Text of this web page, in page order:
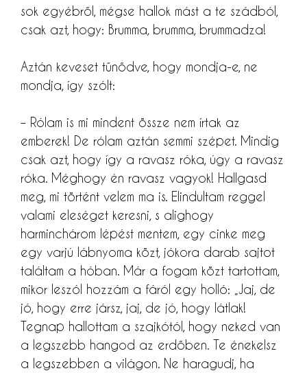
sok egyébről, mégse hallok mást a te szádból,
csak azt, hogy: Brumma, brumma, brummadza!
Aztán keveset tűnődve, hogy mondja-e, ne
mondja, így szólt:
– Rólam is mi mindent össze nem írtak az
emberek! De rólam aztán semmi szépet. Mindig
csak azt, hogy így a ravasz róka, úgy a ravasz
róka. Méghogy én ravasz vagyok! Hallgasd
meg, mi történt velem ma is. Elindultam reggel
valami eleséget keresni, s alighogy
harminchárom lépést mentem, egy cinke meg
egy varjú lábnyoma közt, jókora darab sajtot
találtam a hóban. Már a fogam közt tartottam,
mikor leszól hozzám a fáról egy holló: „Jaj, de
jó, hogy erre jársz, jaj, de jó, hogy látlak!
Tegnap hallottam a szajkótól, hogy neked van
a legszebb hangod az erdőben. Te énekelsz
a legszebben a világon. Ne haragudj, ha